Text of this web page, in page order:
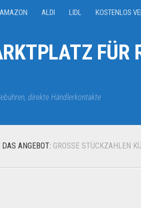
AMAZON ALDI LIDL KOSTENLOS
FÜR
direkte Händlerkontakte
ANGEBOT: GROSSE STÜCKZAHLEN